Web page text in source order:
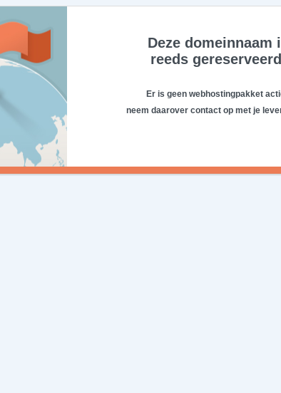
Deze domeinnaam
reeds
Er is geen webhostingpakket
neem daarover contact op met je